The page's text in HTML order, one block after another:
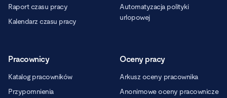
Raport czasu pracy
Kalendarz czasu pracy
Automatyzacja polityki
urlopowej
Pracownicy
Katalog pracowników
Przypomnienia
Oceny pracy
Arkusz oceny pracownika
Anonimowe oceny pracownicze